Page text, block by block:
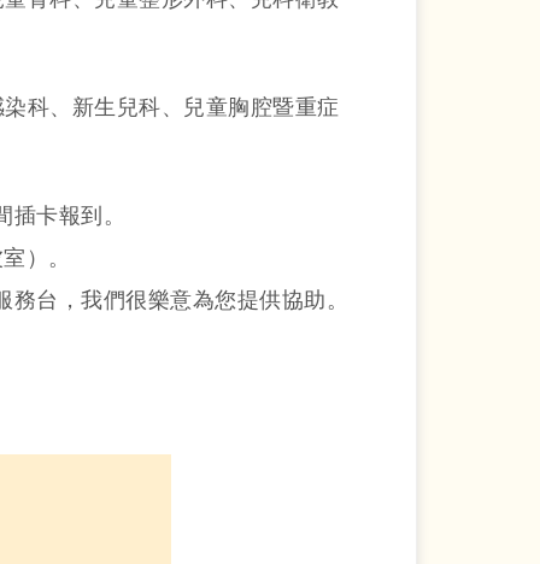
科、新生兒科、兒童胸腔暨重症
卡報到。
）。
台，我們很樂意為您提供協助。